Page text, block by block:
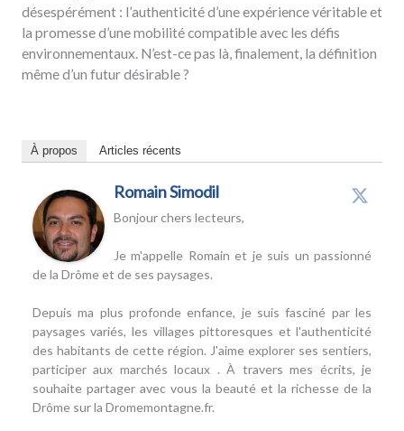
désespérément : l’authenticité d’une expérience véritable et
la promesse d’une mobilité compatible avec les défis
environnementaux. N’est-ce pas là, finalement, la définition
même d’un futur désirable ?
À propos Articles récents
Romain Simodil
Bonjour chers lecteurs,
Je m'appelle Romain et je suis un passionné
de la Drôme et de ses paysages.
Depuis ma plus profonde enfance, je suis fasciné par les
paysages variés, les villages pittoresques et l'authenticité
des habitants de cette région. J'aime explorer ses sentiers,
participer aux marchés locaux . À travers mes écrits, je
souhaite partager avec vous la beauté et la richesse de la
Drôme sur la Dromemontagne.fr.